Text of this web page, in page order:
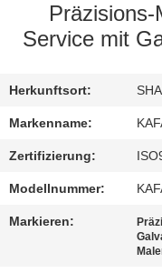
ÜBER
KONTAKT
Service mit
Herkunftsort:
Markenname:
Zertifizierung:
Modellnummer:
Markieren: